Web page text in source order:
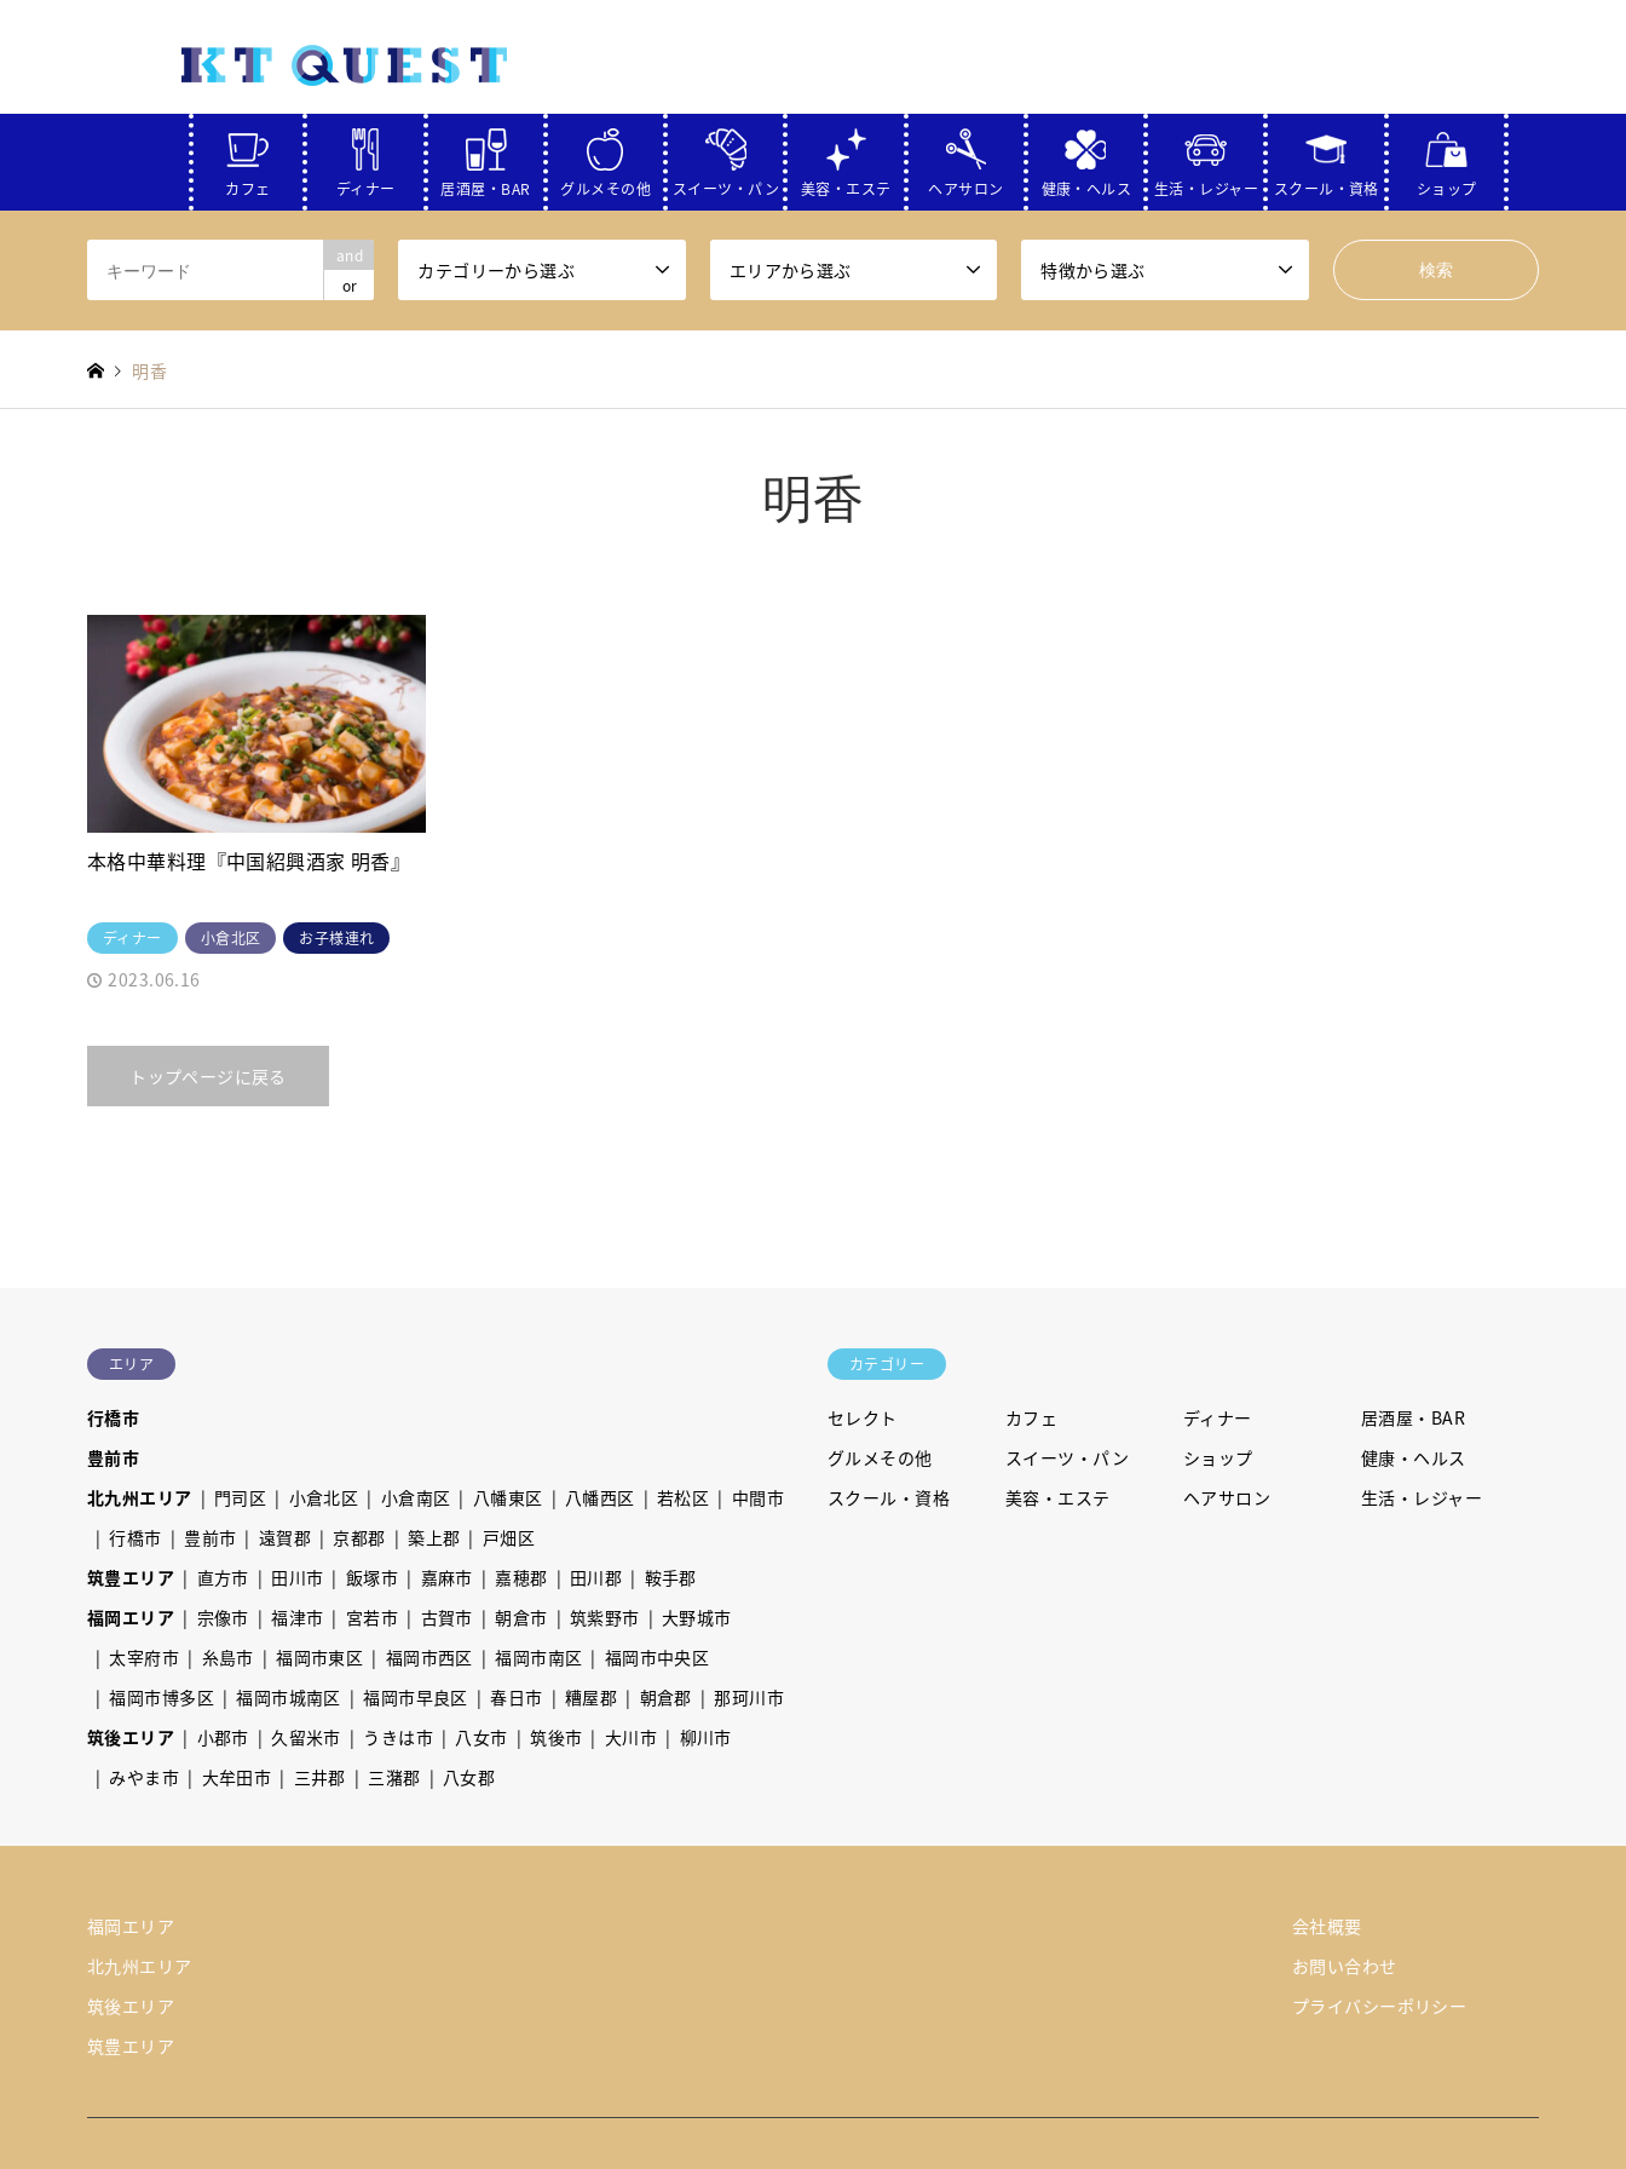
カフェ ディナー 居酒屋・BAR グルメその他 スイーツ・パン 美容・エステ ヘアサロン 健康・ヘルス 生活・レジャー スクール・資格 ショップ
and
or
カテゴリーから選ぶ エリアから選ぶ 特徴から選ぶ
明香
明香
本格中華料理『中国紹興酒家 明香』
ディナー 小倉北区 お子様連れ
2023.06.16
トップページに戻る
エリア
行橋市
豊前市
北九州エリア
門司区 小倉北区 小倉南区 八幡東区 八幡西区 若松区
中間市
行橋市
豊前市 遠賀郡 京都郡 築上郡
戸畑区
筑豊エリア
直方市 田川市 飯塚市 嘉麻市 嘉穂郡 田川郡
鞍手郡
福岡エリア
宗像市 福津市 宮若市 古賀市 朝倉市 筑紫野市
大野城市
太宰府市
糸島市 福岡市東区 福岡市西区 福岡市南区
福岡市中央区
福岡市博多区
福岡市城南区 福岡市早良区 春日市 糟屋郡 朝倉郡
那珂川市
筑後エリア
小郡市 久留米市 うきは市 八女市 筑後市 大川市
柳川市
みやま市
大牟田市 三井郡 三潴郡 八女郡
カテゴリー
セレクト カフェ ディナー
居酒屋・BAR
グルメその他
スイーツ・パン ショップ
健康・ヘルス
スクール・資格
美容・エステ ヘアサロン 生活・レジャー
福岡エリア
北九州エリア
筑後エリア
筑豊エリア
会社概要
お問い合わせ
プライバシーポリシー